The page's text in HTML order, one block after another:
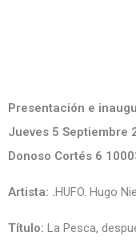
Presentación e
Jueves 5 Septiembre
Donoso Cortés 6
Artista: .HUFO. Hugo
Título: La Pesca,